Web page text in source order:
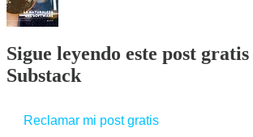
Sigue leyendo este post
Substack
Reclamar mi post gratis